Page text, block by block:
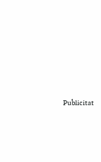
Publicitat